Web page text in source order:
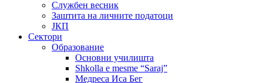
Службен весник
Заштита на личните податоци
ЈКП
Сектори
Образование
Основни училишта
Shkolla e mesme “Saraj”
Медреса Иса Бег